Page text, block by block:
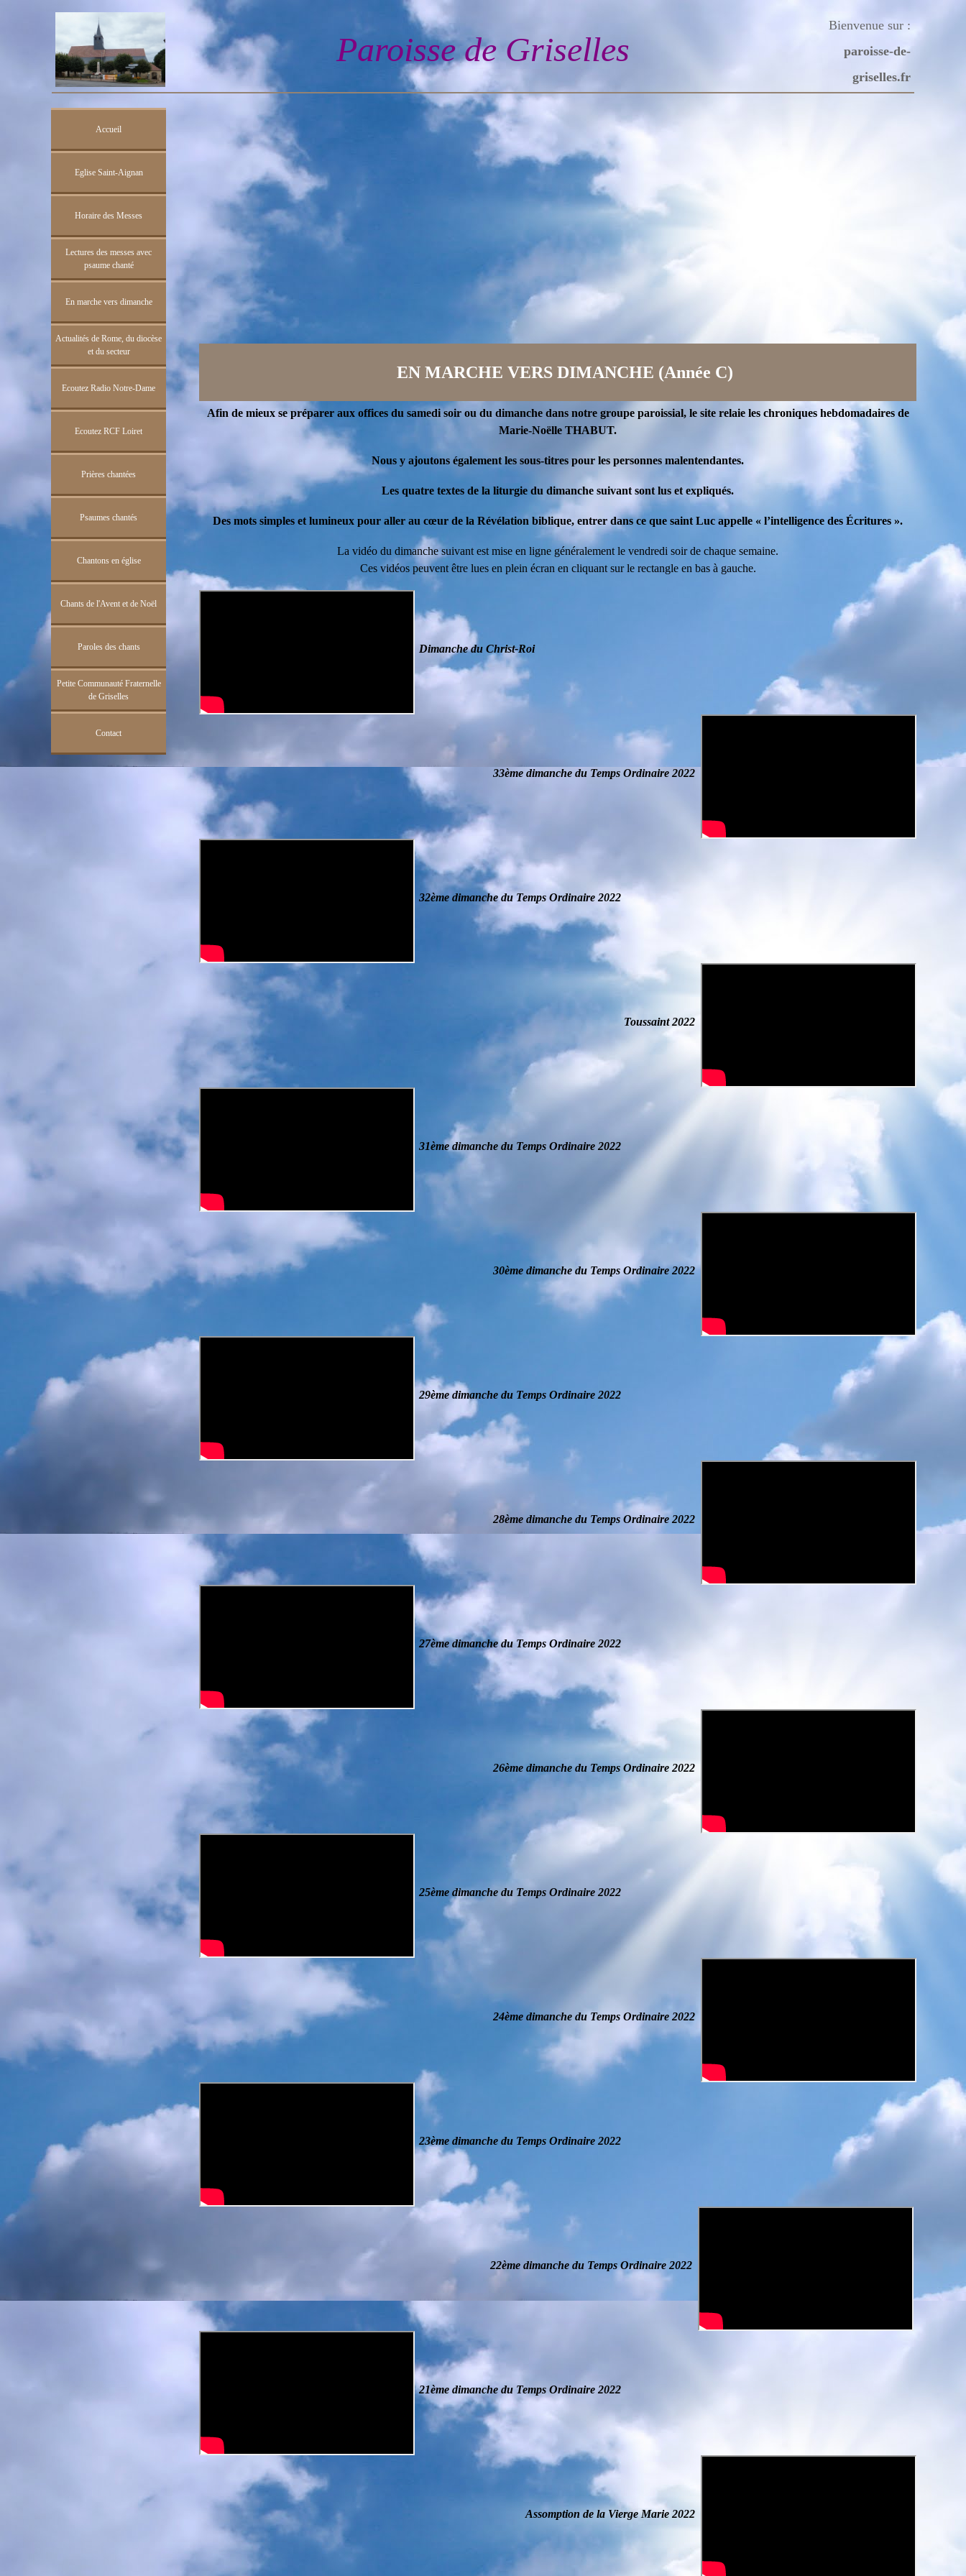
Paroisse de Griselles
Bienvenue sur :
paroisse-de-
griselles.fr
Accueil
Eglise Saint-Aignan
Horaire des Messes
Lectures des messes avec
psaume chanté
En marche vers dimanche
Actualités de Rome, du diocèse
et du secteur
Ecoutez Radio Notre-Dame
Ecoutez RCF Loiret
Prières chantées
Psaumes chantés
Chantons en église
Chants de l'Avent et de Noël
Paroles des chants
Petite Communauté Fraternelle
de Griselles
Contact
EN MARCHE VERS DIMANCHE (Année C)
Afin de mieux se préparer aux offices du samedi soir ou du dimanche dans notre groupe paroissial, le site relaie les chroniques hebdomadaires de
Marie-Noëlle THABUT.
Nous y ajoutons également les sous-titres pour les personnes malentendantes.
Les quatre textes de la liturgie du dimanche suivant sont lus et expliqués.
Des mots simples et lumineux pour aller au cœur de la Révélation biblique, entrer dans ce que saint Luc appelle « l’intelligence des Écritures ».
La vidéo du dimanche suivant est mise en ligne généralement le vendredi soir de chaque semaine.
Ces vidéos peuvent être lues en plein écran en cliquant sur le rectangle en bas à gauche.
Dimanche du Christ-Roi
33ème dimanche du Temps Ordinaire2022
32ème dimanche du Temps Ordinaire 2022
Toussaint2022
31ème dimanche du Temps Ordinaire 2022
30ème dimanche du Temps Ordinaire2022
29ème dimanche du Temps Ordinaire 2022
28ème dimanche du Temps Ordinaire2022
27ème dimanche du Temps Ordinaire 2022
26ème dimanche du Temps Ordinaire2022
25ème dimanche du Temps Ordinaire 2022
24ème dimanche du Temps Ordinaire2022
23ème dimanche du Temps Ordinaire 2022
22ème dimanche du Temps Ordinaire2022
21ème dimanche du Temps Ordinaire 2022
Assomption de la Vierge Marie2022